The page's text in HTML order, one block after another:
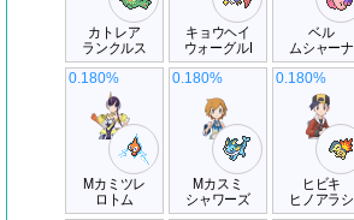
カトレア
ランクルス
キョウヘイ
ウォーグルI
ベル
ムシャーナ
Mカミツレ
ロトム
0.180%
Mカスミ
シャワーズ
0.180%
ヒビキ
ヒノアラシ
0.180%